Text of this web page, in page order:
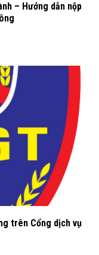
– Hướng dẫn nộp
trên Cổng dịch vụ